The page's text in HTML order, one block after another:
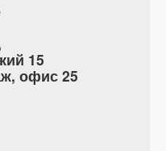
15
офис 25